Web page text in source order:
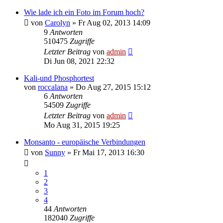
Wie lade ich ein Foto im Forum hoch?
von Carolyn » Fr Aug 02, 2013 14:09
9 Antworten
510475 Zugriffe
Letzter Beitrag von admin
Di Jun 08, 2021 22:32
Kali-und Phosphortest
von roccalana » Do Aug 27, 2015 15:12
6 Antworten
54509 Zugriffe
Letzter Beitrag von admin
Mo Aug 31, 2015 19:25
Monsanto - europäische Verbindungen
von Sunny » Fr Mai 17, 2013 16:30
1
2
3
4
44 Antworten
182040 Zugriffe